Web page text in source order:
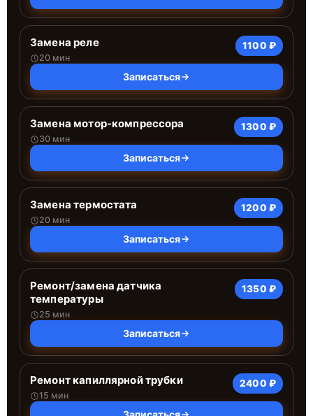
Замена реле
20 мин
1100 ₽
Записаться
Замена мотор-компрессора
30 мин
1300 ₽
Записаться
Замена термостата
20 мин
1200 ₽
Записаться
Ремонт/замена датчика
температуры
25 мин
1350 ₽
Записаться
Ремонт капиллярной трубки
15 мин
2400 ₽